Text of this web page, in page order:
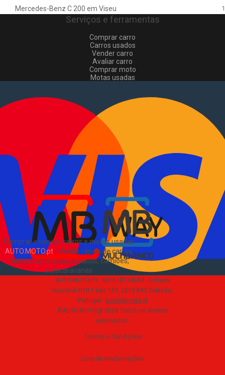
Mercedes-Benz C 200 em Viseu 1
Comprar e vender carros e motas usadas
AUTO.MOTO.pt- Venda rápida de carros,
motas, comerciais, pesados, camiões,
autocaravanas
Serviços e ferramentas
Comprar carro
Carros usados
Vender carro
Avaliar carro
Comprar moto
Motas usadas
Comerciais usados
Vender comerciais
Informações
Como comprar e vender
Pacotes de anúncios
Verificar VIN e matrícula
Sitemap
EN
Sobre Nós
AUTO.MOTO.PT · NIF 518174034 · Estrada
Nacional N10-1 loja 189, 2815-892 Sobreda,
Portugal · apoio@moto.pt
©AUTO.MOTO.pt 2026 Todos os direitos
reservados.
Termos e Condições
Livro de Reclamações